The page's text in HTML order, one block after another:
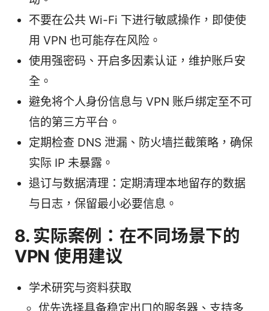
不要在公共 Wi-Fi 下进行敏感操作，即使使
用 VPN 也可能存在风险。
使用强密码、开启多因素认证，维护账户安
全。
避免将个人身份信息与 VPN 账户绑定至不可
信的第三方平台。
定期检查 DNS 泄漏、防火墙拦截策略，确保
实际 IP 未暴露。
退订与数据清理：定期清理本地留存的数据
与日志，保留最小必要信息。
8. 实际案例：在不同场景下的
VPN 使用建议
学术研究与资料获取